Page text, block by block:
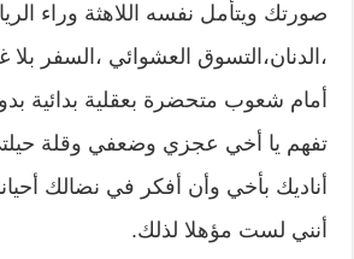
صورتك ويتأمل نفسه اللاهثة وراء
،الدنان،التسوق العشوائي ،السفر بلا
أمام شعوب متحضرة بعقلية بدائية
تفهم يا أخي عجزي وضعفي وقلة
أناديك بأخي وأن أفكر في نضالك
أنني لست مؤهلا لذلك.